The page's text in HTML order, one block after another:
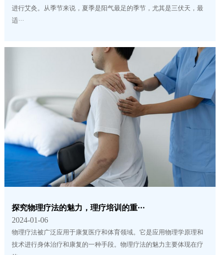
进行艾灸。从季节来说，夏季是阳气最足的季节，尤其是三伏天，最
适···
探究物理疗法的魅力，理疗培训的重···
2024-01-06
物理疗法被广泛应用于康复医疗和体育领域。它是应用物理学原理和
技术进行身体治疗和康复的一种手段。物理疗法的魅力主要体现在疗